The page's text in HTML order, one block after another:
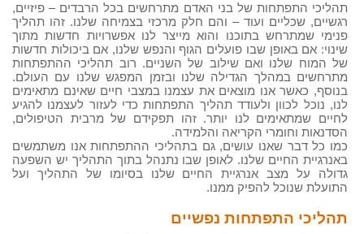
תהליכי התפתחות של בני האדם מתרחשים בכל הרבדים – פיזיים,
רגשיים, שכליים ועוד – והם חלק מרכזי בצמיחה שלנו. זהו תהליך
פנימי שמתרחש בתוכנו והוא מייצר לנו אפשרויות חדשות מתוך
שינוי: אם באופן שבו פועלים הגוף והנפש שלנו, אם ביכולות חדשות
של המוח שלנו ואם שילוב של השניים. רוב תהליכי ההתפתחות
מתרחשים במהלך הגדילה שלנו ובזמן המפגש שלנו עם העולם.
בנוסף, כאשר אנו מוצאים את עצמנו במצבי חיים שאינם מתאימים
לנו, נוכל לכוון ולעודד תהליך התפתחות כדי לעזור לעצמנו להגיע
לחיים שמתאימים לנו יותר. זהו תפקידם של מרבית הטיפולים,
הסדנאות וחומרי הקריאה והלמידה.
כמו כל דבר שאנו עושים, גם בתהליכי ההתפתחות אנו משתמשים
באנרגיית החיים שלנו. לאופן שבו נתנהל בתוך התהליך יש השפעה
גדולה על מצב אנרגיית החיים שלנו בסיומו של התהליך ועל
התועלת שנוכל להפיק ממנו.
תהליכי התפתחות נפשיים